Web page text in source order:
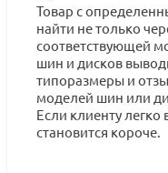
Товар с
найти не только
соответствующей
шин и дисков
типоразмеры и
моделей шин или
Если клиенту легко
становится короче.